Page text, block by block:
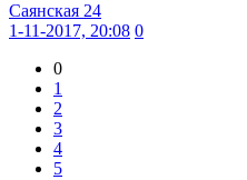
Саянская 24
1-11-2017, 20:08 0
0
1
2
3
4
5